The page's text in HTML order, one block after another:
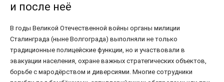
и после неё
В годы Великой Отечественной войны органы милиции
Сталинграда (ныне Волгограда) выполняли не только
традиционные полицейские функции, но и участвовали в
эвакуации населения, охране важных стратегических объектов,
борьбе с мародёрством и диверсиями. Многие сотрудники